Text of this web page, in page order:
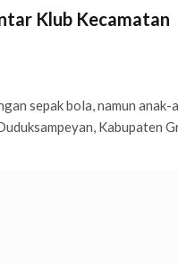
Klub Kecamatan
sepak bola, namun anak-
Kabupaten